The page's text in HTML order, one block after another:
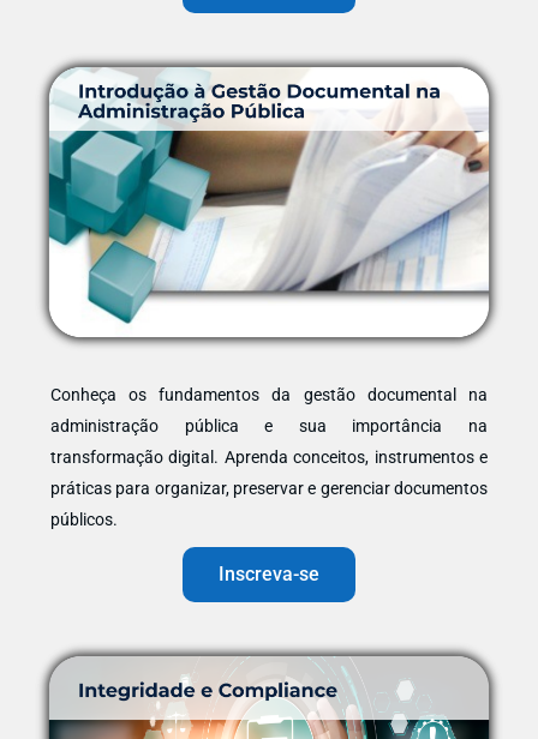
Conheça os fundamentos da gestão documental na
administração pública e sua importância na
transformação digital. Aprenda conceitos, instrumentos e
práticas para organizar, preservar e gerenciar documentos
públicos.
Inscreva-se